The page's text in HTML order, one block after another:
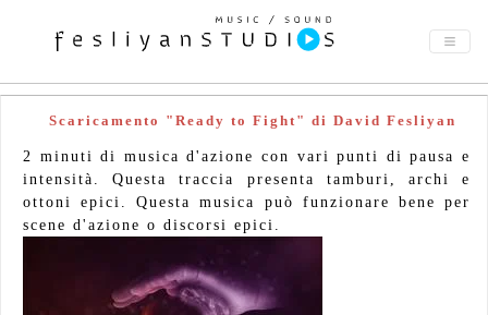
Scaricamento "Ready to Fight" di David Fesliyan
2 minuti di musica d'azione con vari punti di pausa e
intensità. Questa traccia presenta tamburi, archi e
ottoni epici. Questa musica può funzionare bene per
scene d'azione o discorsi epici.